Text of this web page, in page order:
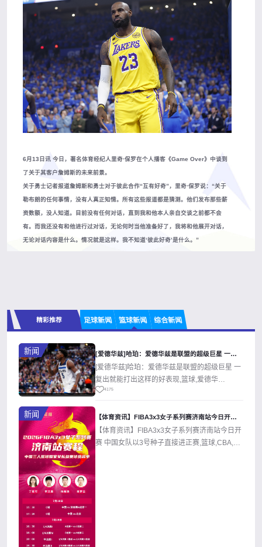
6月13日讯 今日，著名体育经纪人里奇·保罗在个人播客《Game Over》中谈到
了关于其客户詹姆斯的未来前景。
关于勇士记者报道詹姆斯和勇士对于彼此合作“互有好奇”，里奇·保罗说：“关于
勒布朗的任何事情，没有人真正知情。所有这些报道都是猜测。他们发布那些薪
资数额，没人知道。目前没有任何对话，直到我和他本人亲自交谈之前都不会
有。而我还没有和他进行过对话，无论何时当他准备好了，我将和他展开对话，
无论对话内容是什么。情况就是这样。我不知道‘彼此好奇’是什么。”
精彩推荐 足球新闻 篮球新闻 综合新闻
新闻 [爱德华兹]哈珀：爱德华兹是联盟的超级巨星 一复出就能打出这
[爱德华兹]哈珀：爱德华兹是联盟的超级巨星 一
复出就能打出这样的好表现,篮球,爱德华
兹,NBA,森林狼,马刺。欢迎收藏本...
4175
新闻 【体育资讯】FIBA3x3女子系列赛济南站今日开赛 中国女队
【体育资讯】FIBA3x3女子系列赛济南站今日开
赛 中国女队以3号种子直接进正赛,篮球,CBA,中